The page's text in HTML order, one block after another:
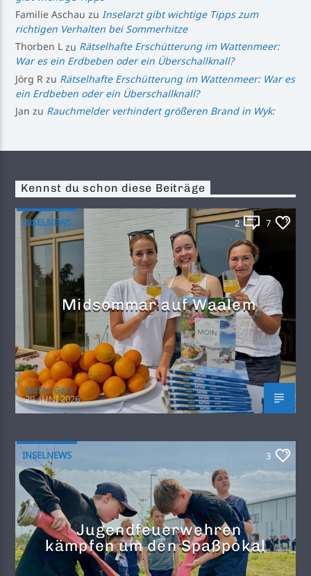
Familie Aschau zuInselarzt gibt wichtige Tipps zum
richtigen Verhalten bei Sommerhitze
Thorben L zu Rätselhafte Erschütterung im Wattenmeer:
War es ein Erdbeben oder ein Überschallknall?
Jörg R zu Rätselhafte Erschütterung im Wattenmeer: War es
ein Erdbeben oder ein Überschallknall?
Jan zu Rauchmelder verhindert größeren Brand in Wyk:
Kennst du schon diese Beiträge
INSELNEWS 2 7
Midsommar auf Waalem
Stefan Gaul
29. JUNI 2026
INSELNEWS 3
Jugendfeuerwehren
kämpfen um den Spaßpokal